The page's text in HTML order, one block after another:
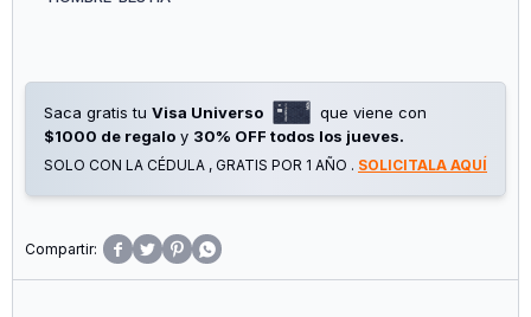
Saca gratis tu Visa Universo
que viene con
$1000 de regalo y 30% OFF todos los jueves.
SOLO CON LA CÉDULA , GRATIS POR 1 AÑO . SOLICITALA AQUÍ
   